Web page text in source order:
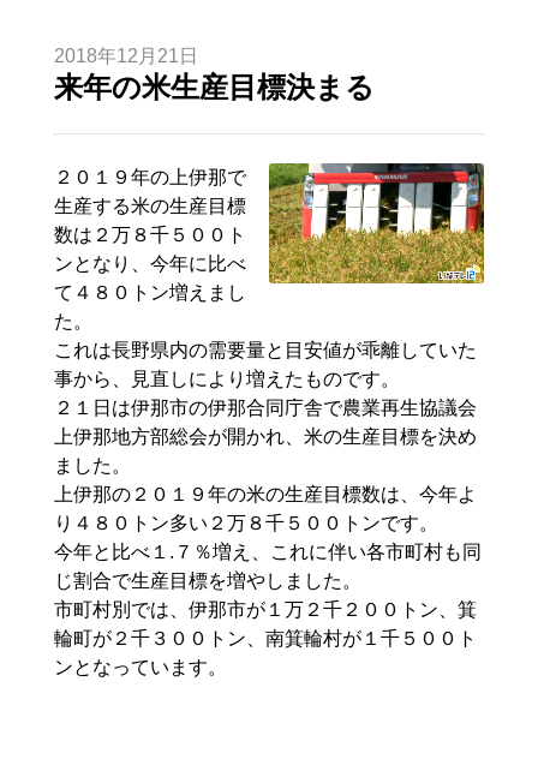
2018年12月21日
来年の米生産目標決まる
２０１９年の上伊那で
生産する米の生産目標
数は２万８千５００ト
ンとなり、今年に比べ
て４８０トン増えまし
た。
これは長野県内の需要量と目安値が乖離していた
事から、見直しにより増えたものです。
２１日は伊那市の伊那合同庁舎で農業再生協議会
上伊那地方部総会が開かれ、米の生産目標を決め
ました。
上伊那の２０１９年の米の生産目標数は、今年よ
り４８０トン多い２万８千５００トンです。
今年と比べ１.７％増え、これに伴い各市町村も同
じ割合で生産目標を増やしました。
市町村別では、伊那市が１万２千２００トン、箕
輪町が２千３００トン、南箕輪村が１千５００ト
ンとなっています。